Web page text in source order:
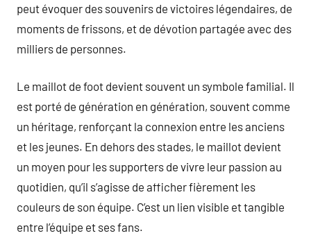
peut évoquer des souvenirs de victoires légendaires, de
moments de frissons, et de dévotion partagée avec des
milliers de personnes.
Le maillot de foot devient souvent un symbole familial. Il
est porté de génération en génération, souvent comme
un héritage, renforçant la connexion entre les anciens
et les jeunes. En dehors des stades, le maillot devient
un moyen pour les supporters de vivre leur passion au
quotidien, qu’il s’agisse de afficher fièrement les
couleurs de son équipe. C’est un lien visible et tangible
entre l’équipe et ses fans.